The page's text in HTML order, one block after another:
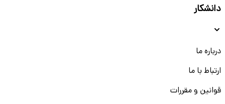
دانشکار
درباره ما
ارتباط با ما
قوانین و مقررات